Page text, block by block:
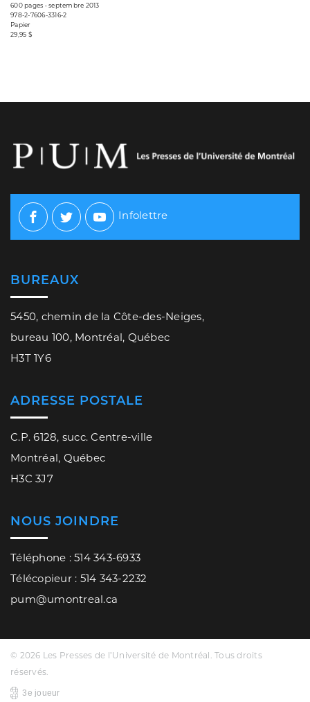
600 pages • septembre 2013
978-2-7606-3316-2
Papier
29,95 $
Facebook
TwitterYoutube
Infolettre
BUREAUX
5450, chemin de la Côte-des-Neiges,
bureau 100, Montréal, Québec
H3T 1Y6
ADRESSE POSTALE
C.P. 6128, succ. Centre-ville
Montréal, Québec
H3C 3J7
NOUS JOINDRE
Téléphone : 514 343-6933
Télécopieur : 514 343-2232
pum@umontreal.ca
© 2026 Les Presses de l’Université de Montréal. Tous droits
réservés.
3e joueur